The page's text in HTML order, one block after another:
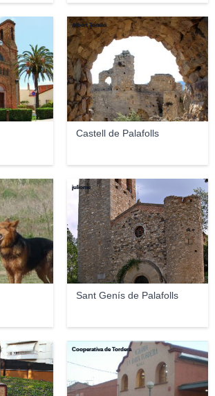
Castell de Palafolls
Albert Torelló
Sant Genís de Palafolls
juliome
Cooperativa de Tordera